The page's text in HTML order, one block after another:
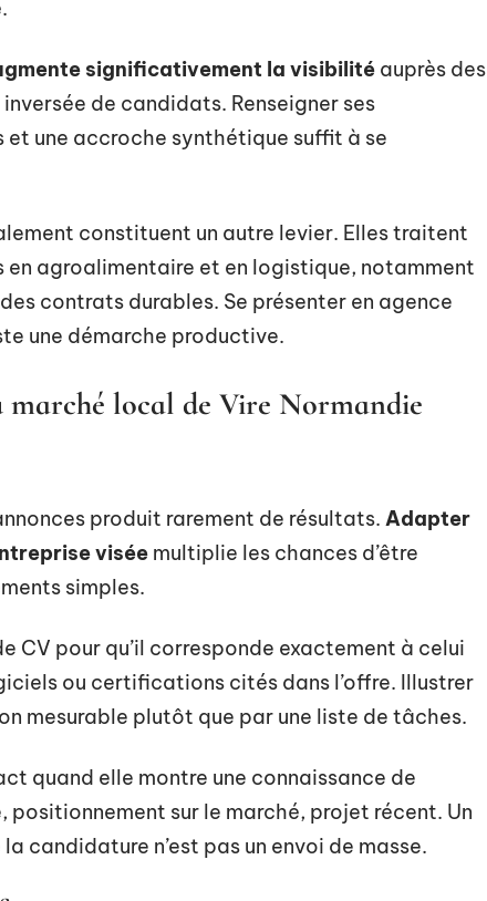
significativement la visibilité auprès des
de candidats. Renseigner ses
une accroche synthétique suffit à se
constituent un autre levier. Elles traitent
agroalimentaire et en logistique, notamment
contrats durables. Se présenter en agence
une démarche productive.
local de Vire Normandie
produit rarement de résultats. Adapter
visée multiplie les chances d’être
simples.
CV pour qu’il corresponde exactement à celui
ou certifications cités dans l’offre. Illustrer
mesurable plutôt que par une liste de tâches.
quand elle montre une connaissance de
sur le marché, projet récent. Un
candidature n’est pas un envoi de masse.